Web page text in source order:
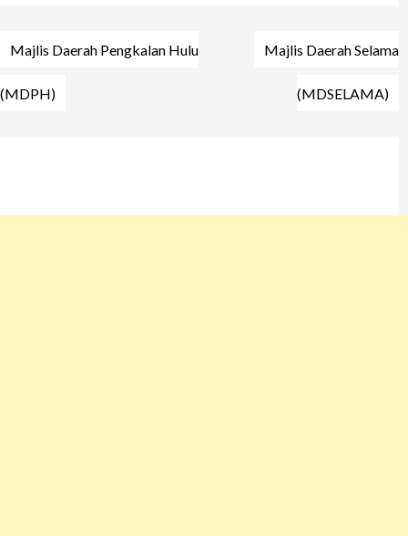
Post
navigation
Majlis Daerah Pengkalan Hulu
(MDPH)
Majlis Daerah Selama
(MDSELAMA)